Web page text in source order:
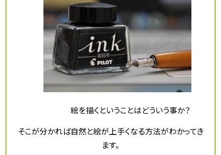
絵を描くということはどういう事か？
そこが分かれば自然と絵が上手くなる方法がわかってき
ます。